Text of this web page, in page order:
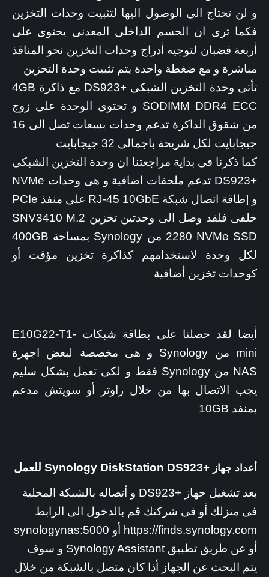
و لن تحتاج الى الوصول اليها لتثبيت وحدات التخزين
فكما ترى ان الجسم الداخلى المعدنى يحتوى على
أربعة قضبان لتوجيه أدراج وحدات التخزين نحو المنافذ
مباشرة و مع ضغطة واحدة يتم تثبيت وحدة التخزين
تأتى وحدة التخزين الشبكى +DS923 مع ذاكرة 4GB
SODIMM DDR4 ECC و تحتوى الوحدة على زوج
من شقوق الذاكرة تدعم وحدات بسعات تصل الى 16
جيجابايت لكل شريحة باجمالى 32 جيجابايت
كما ذكرنا فى بداية مراجعتنا ان وحدة التخزين الشبكى
+DS923 تدعم ملحقات اضافية و هى وحدات NVMe
و [طاقة اتصال شبكة RJ-45 10GbE على منفذ PCIe
خلفى فلقد وصل الى وحدتين تخزين SNV3410 M.2
2280 NVMe SSD من Synology بمساحة 400GB
لكل وحدة لاستخدامهم كذاكرة تخزين مؤقت أو
كوحدات تخزين أضافية
أيضا لقد حصلنا على بطاقة شبكات E10G22-T1-
mini من Synology و هى مخصصة لبعض اجهزة
NAS من Synology فقط و لكى تعمل بشكل سليم
يجب الاتصال بها من خلال راوتر أو سويتش مدعم
بمنفذ 10GB
أعداد جهاز +Synology DiskStation DS923 للعمل
بعد تشغيل جهاز +DS923 و أتصاله بالشبكة المحلية
فى منزلك أو فى شركتك قم بالدخول الى الرابط
https://finds.synology.com أو synologynas:5000
أو عن طريق تطبيق Synology Assistant و سوف
يتم البحث عن الجهاز أذا كان متصل بالشبكة من خلال